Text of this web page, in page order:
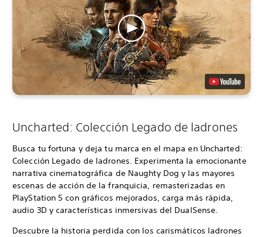
Uncharted: Colección Legado de ladrones
Busca tu fortuna y deja tu marca en el mapa en Uncharted:
Colección Legado de ladrones. Experimenta la emocionante
narrativa cinematográfica de Naughty Dog y las mayores
escenas de acción de la franquicia, remasterizadas en
PlayStation 5 con gráficos mejorados, carga más rápida,
audio 3D y características inmersivas del DualSense.
Descubre la historia perdida con los carismáticos ladrones